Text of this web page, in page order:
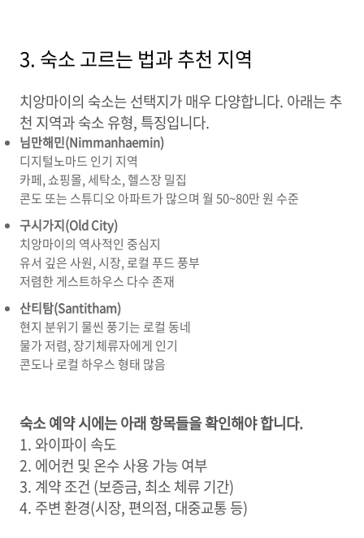
3. 숙소 고르는 법과 추천 지역
치앙마이의 숙소는 선택지가 매우 다양합니다. 아래는 추
천 지역과 숙소 유형, 특징입니다.
님만해민(Nimmanhaemin)
디지털노마드 인기 지역
카페, 쇼핑몰, 세탁소, 헬스장 밀집
콘도 또는 스튜디오 아파트가 많으며 월 50~80만 원 수준
구시가지(Old City)
치앙마이의 역사적인 중심지
유서 깊은 사원, 시장, 로컬 푸드 풍부
저렴한 게스트하우스 다수 존재
산티탐(Santitham)
현지 분위기 물씬 풍기는 로컬 동네
물가 저렴, 장기체류자에게 인기
콘도나 로컬 하우스 형태 많음
숙소 예약 시에는 아래 항목들을 확인해야 합니다.
1. 와이파이 속도
2. 에어컨 및 온수 사용 가능 여부
3. 계약 조건 (보증금, 최소 체류 기간)
4. 주변 환경(시장, 편의점, 대중교통 등)